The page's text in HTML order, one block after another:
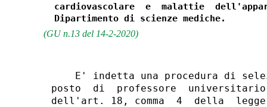
cardiovascolare  e  malattie
(GU n.13 del 14-2-2020)
E' indetta una procedura di
posto  di  professore
dell'art. 18, comma  4  della